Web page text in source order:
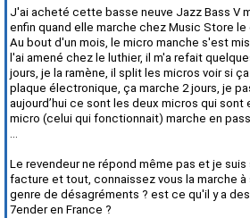
J'ai acheté cette basse neuve Jazz Bass V
enfin quand elle marche chez Music Store
Au bout d'un mois, le micro manche s'est
l'ai amené chez le luthier, il m'a refait
jours, je la ramène, il split les micros voir si
plaque électronique, ça marche 2 jours, je
aujourd’hui ce sont les deux micros qui sont
micro (celui qui fonctionnait) marche en
...
Le revendeur ne répond même pas et je suis
facture et tout, connaissez vous la marche à
genre de désagréments ? est ce qu'il y a
7ender en France ?